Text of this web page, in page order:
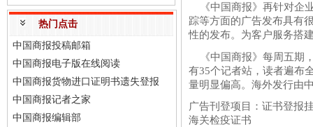
热门点击
中国商报投稿邮箱
中国商报电子版在线阅读
中国商报货物进口证明书遗失登报
中国商报记者之家
中国商报编辑部
《中国商报》再针对企
踪等方面的广告发布具有
性的发布。为客户服务搭
《中国商报》每周五期
有35个记者站，读者遍布
量明显偏高。海外发行由
广告刊登项目：证书登
海关检疫证书